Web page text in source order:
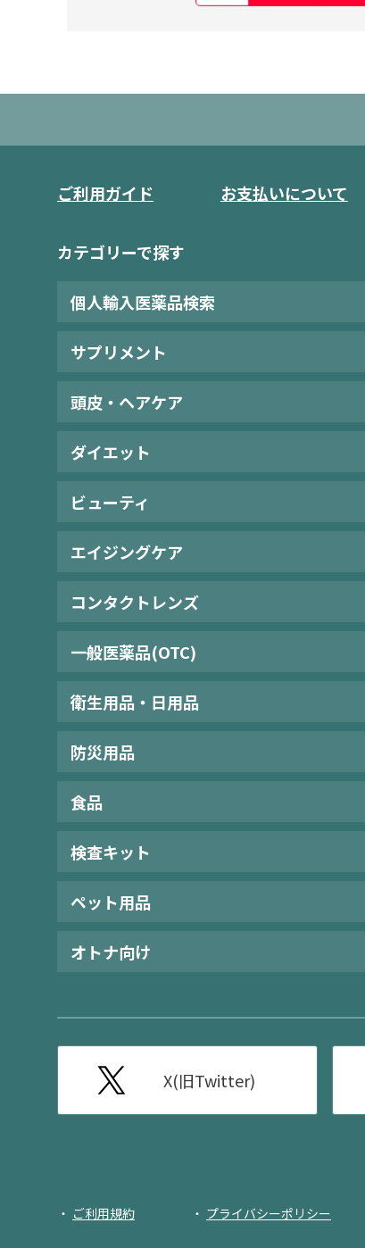
ご利用ガイド お支払いについて
カテゴリーで探す
個人輸入医薬品検索
サプリメント
頭皮・ヘアケア
ダイエット
ビューティ
エイジングケア
コンタクトレンズ
一般医薬品(OTC)
衛生用品・日用品
防災用品
食品
検査キット
ペット用品
オトナ向け
X(旧Twitter)
ご利用規約 プライバシーポリシー